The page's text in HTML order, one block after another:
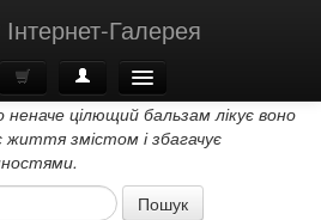
Галерея
цілющий бальзам лікує воно
змістом і збагачує
Пошук